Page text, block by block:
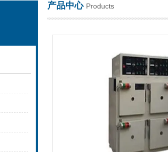
产品中心 Products